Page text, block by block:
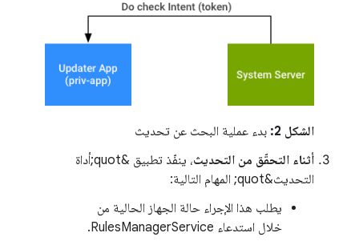
الشكل 2:
بدء عملية البحث عن تحديث
أثناء التحقّق من التحديث
، ينفّذ تطبيق &quot;أداة
التحديث&quot; المهام التالية:
يطلب هذا الإجراء حالة الجهاز الحالية من
خلال استدعاء RulesManagerService.